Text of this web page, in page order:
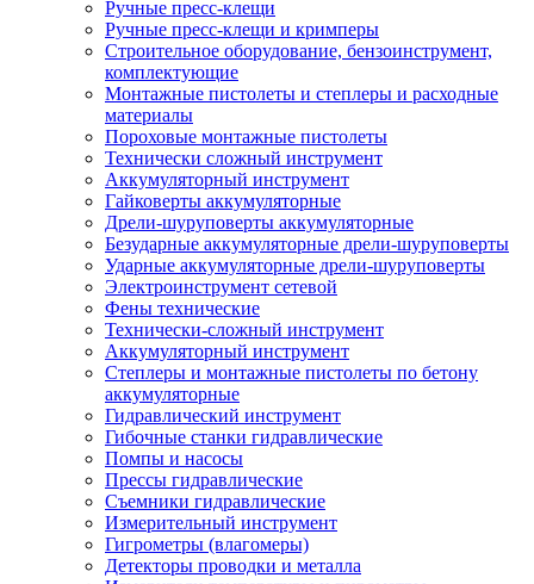
Ручные пресс-клещи
Ручные пресс-клещи и кримперы
Строительное оборудование, бензоинструмент,
комплектующие
Монтажные пистолеты и степлеры и расходные
материалы
Пороховые монтажные пистолеты
Технически сложный инструмент
Аккумуляторный инструмент
Гайковерты аккумуляторные
Дрели-шуруповерты аккумуляторные
Безударные аккумуляторные дрели-шуруповерты
Ударные аккумуляторные дрели-шуруповерты
Электроинструмент сетевой
Фены технические
Технически-сложный инструмент
Аккумуляторный инструмент
Степлеры и монтажные пистолеты по бетону
аккумуляторные
Гидравлический инструмент
Гибочные станки гидравлические
Помпы и насосы
Прессы гидравлические
Съемники гидравлические
Измерительный инструмент
Гигрометры (влагомеры)
Детекторы проводки и металла